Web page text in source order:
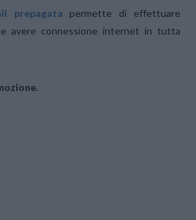
prepagata permette di effettuare
e avere connessione internet in tutta